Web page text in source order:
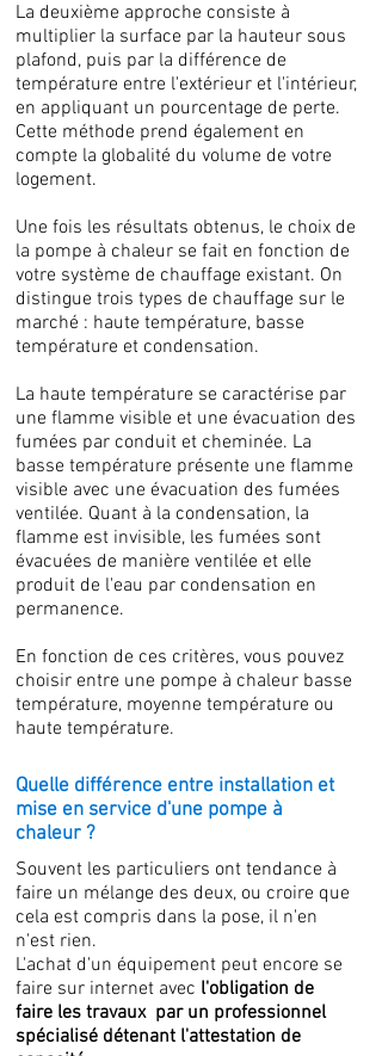
La deuxième approche consiste à
multiplier la surface par la hauteur sous
plafond, puis par la différence de
température entre l'extérieur et l'intérieur,
en appliquant un pourcentage de perte.
Cette méthode prend également en
compte la globalité du volume de votre
logement.
Une fois les résultats obtenus, le choix de
la pompe à chaleur se fait en fonction de
votre système de chauffage existant. On
distingue trois types de chauffage sur le
marché : haute température, basse
température et condensation.
La haute température se caractérise par
une flamme visible et une évacuation des
fumées par conduit et cheminée. La
basse température présente une flamme
visible avec une évacuation des fumées
ventilée. Quant à la condensation, la
flamme est invisible, les fumées sont
évacuées de manière ventilée et elle
produit de l'eau par condensation en
permanence.
En fonction de ces critères, vous pouvez
choisir entre une pompe à chaleur basse
température, moyenne température ou
haute température.
Quelle différence entre installation et
mise en service d'une pompe à
chaleur ?
Souvent les particuliers ont tendance à
faire un mélange des deux, ou croire que
cela est compris dans la pose, il n'en
n'est rien.
L'achat d'un équipement peut encore se
faire sur internet avec l'obligation de
faire les travaux par un professionnel
spécialisé détenant l'attestation de